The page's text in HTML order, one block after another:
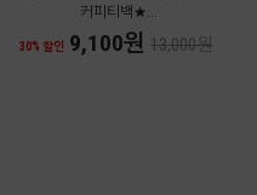
커피티백★...
30% 할인 9,100원 13,000원